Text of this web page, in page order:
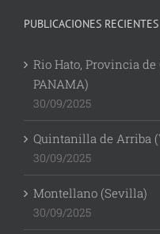
PUBLICACIONES RECIENTES
Rio Hato, Provincia de
PANAMA)
30/09/2025
Quintanilla de Arriba
30/09/2025
Montellano (Sevilla)
30/09/2025